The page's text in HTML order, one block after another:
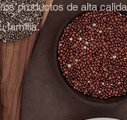
productos de alta
familia.